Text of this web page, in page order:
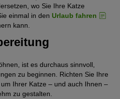
wo Sie Ihre Katze
einmal in den Urlaub fahren
kann.
ist es durchaus sinnvoll,
zu beginnen. Richten Sie Ihre
Ihrer Katze – und auch Ihnen –
zu gestalten.